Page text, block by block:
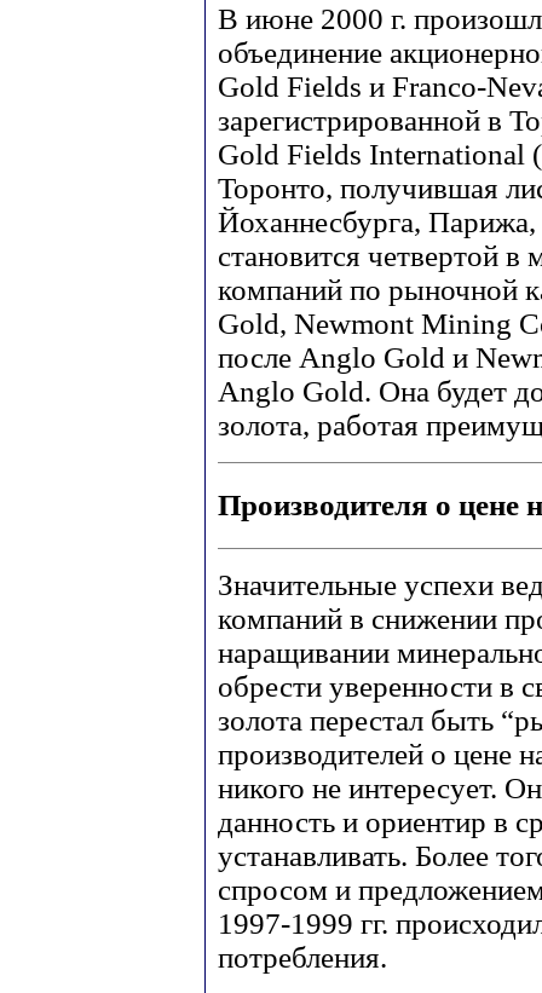
В июне 2000 г.
объединение
Gold Fields и Franco-
зарегистрированной в
Gold Fields International
Торонто, получившая
Йоханнесбурга,
становится четвертой
компаний по рыночной
Gold, Newmont Mining
после Anglo Gold и
Anglo Gold. Она будет
золота, работая
Производителя о цене
Значительные успехи
компаний в снижении
наращивании
обрести уверенности
золота перестал быть
производителей о цене
никого не интересует.
данность и ориентир в
устанавливать. Более
спросом и
1997-1999 гг.
потребления.